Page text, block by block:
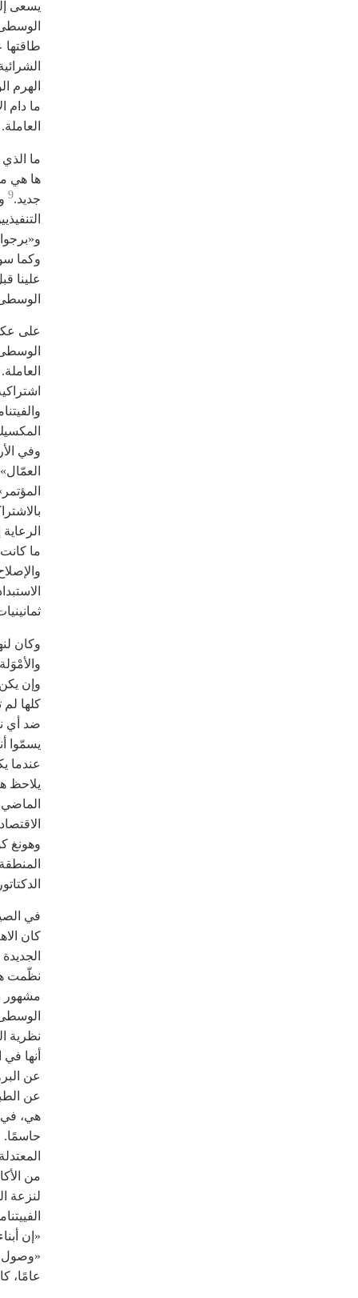
يسعى
طاقتها
الهرم
ما دام
العاملة.
ما
ها هي
جديد.9
وكما
علينا
على
وفي
ما
وكان
كلها
ضد أي
يسمّوا
عندما
يلاحظ
وهونغ
في
كان
مشهور
نظرية
أنها
عن
هي، في
حاسمًا.
من
لنزعة
«إن
«وصول
عامًا،